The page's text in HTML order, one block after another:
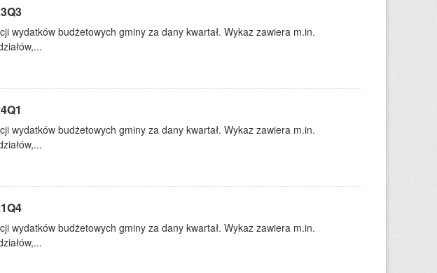
wydatków budżetowych gminy za dany kwartał. Wykaz zawiera m.in.
wydatków budżetowych gminy za dany kwartał. Wykaz zawiera m.in.
wydatków budżetowych gminy za dany kwartał. Wykaz zawiera m.in.